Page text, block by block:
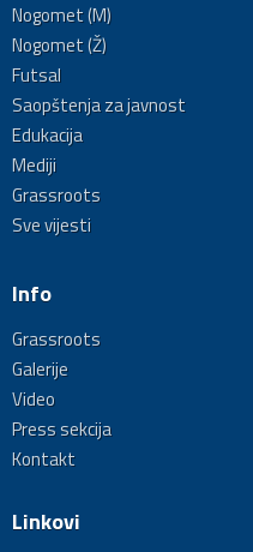
Nogomet (M)
Nogomet (Ž)
Futsal
Saopštenja za javnost
Edukacija
Mediji
Grassroots
Sve vijesti
Info
Grassroots
Galerije
Video
Press sekcija
Kontakt
Linkovi